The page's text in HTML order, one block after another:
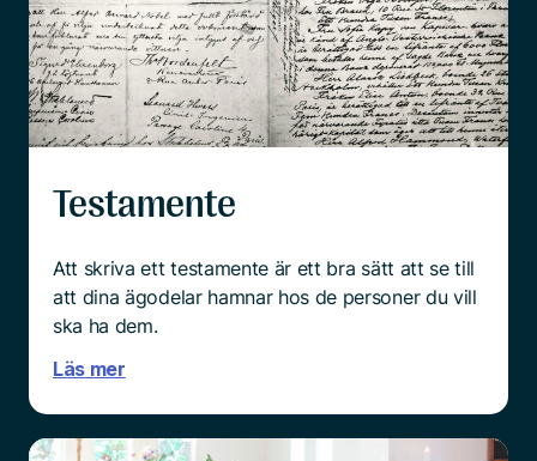
Testamente
Att skriva ett testamente är ett bra sätt att se till
att dina ägodelar hamnar hos de personer du vill
ska ha dem.
Läs mer